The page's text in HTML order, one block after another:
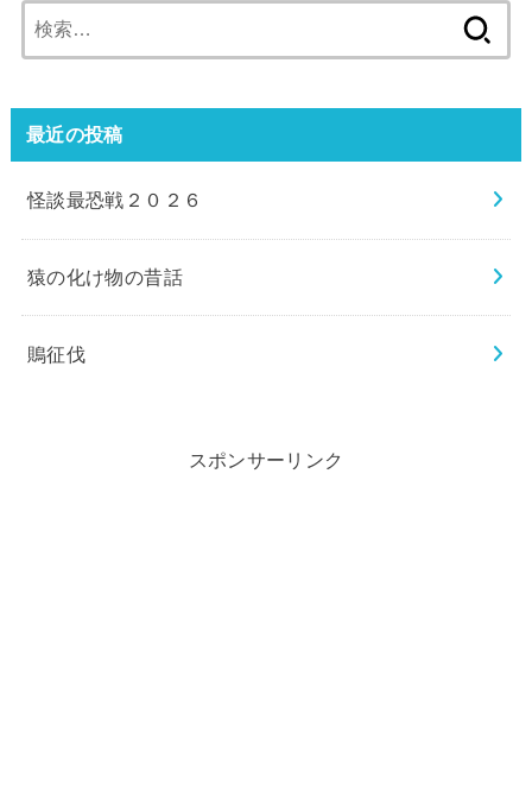
索:
最近の投稿
怪談最恐戦２０２６
猿の化け物の昔話
鵙征伐
スポンサーリンク